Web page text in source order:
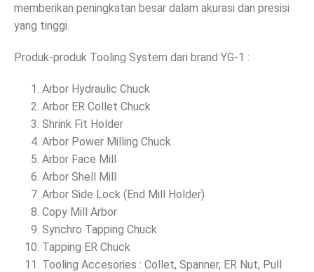
memberikan peningkatan besar dalam akurasi dan presisi
yang tinggi.
Produk-produk Tooling System dari brand YG-1 :
Arbor Hydraulic Chuck
Arbor ER Collet Chuck
Shrink Fit Holder
Arbor Power Milling Chuck
Arbor Face Mill
Arbor Shell Mill
Arbor Side Lock (End Mill Holder)
Copy Mill Arbor
Synchro Tapping Chuck
Tapping ER Chuck
Tooling Accesories : Collet, Spanner, ER Nut, Pull